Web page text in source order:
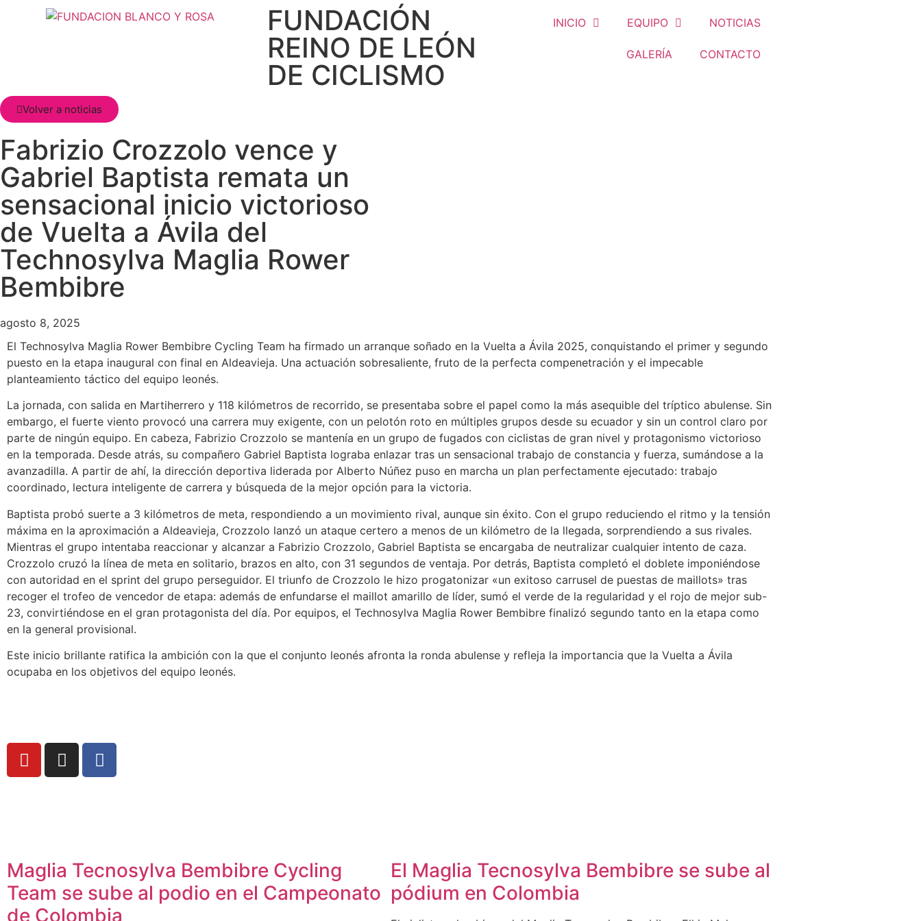
FUNDACIÓN
REINO DE LEÓN
DE CICLISMO
INICIO EQUIPO NOTICIAS
GALERÍA CONTACTO
Volver a noticias
Fabrizio Crozzolo vence y
Gabriel Baptista remata un
sensacional inicio victorioso
de Vuelta a Ávila del
Technosylva Maglia Rower
Bembibre
agosto 8, 2025
El Technosylva Maglia Rower Bembibre Cycling Team ha firmado un arranque soñado en la Vuelta a Ávila 2025, conquistando el primer y segundo
puesto en la etapa inaugural con final en Aldeavieja. Una actuación sobresaliente, fruto de la perfecta compenetración y el impecable
planteamiento táctico del equipo leonés.
La jornada, con salida en Martiherrero y 118 kilómetros de recorrido, se presentaba sobre el papel como la más asequible del tríptico abulense. Sin
embargo, el fuerte viento provocó una carrera muy exigente, con un pelotón roto en múltiples grupos desde su ecuador y sin un control claro por
parte de ningún equipo. En cabeza, Fabrizio Crozzolo se mantenía en un grupo de fugados con ciclistas de gran nivel y protagonismo victorioso
en la temporada. Desde atrás, su compañero Gabriel Baptista lograba enlazar tras un sensacional trabajo de constancia y fuerza, sumándose a la
avanzadilla. A partir de ahí, la dirección deportiva liderada por Alberto Núñez puso en marcha un plan perfectamente ejecutado: trabajo
coordinado, lectura inteligente de carrera y búsqueda de la mejor opción para la victoria.
Baptista probó suerte a 3 kilómetros de meta, respondiendo a un movimiento rival, aunque sin éxito. Con el grupo reduciendo el ritmo y la tensión
máxima en la aproximación a Aldeavieja, Crozzolo lanzó un ataque certero a menos de un kilómetro de la llegada, sorprendiendo a sus rivales.
Mientras el grupo intentaba reaccionar y alcanzar a Fabrizio Crozzolo, Gabriel Baptista se encargaba de neutralizar cualquier intento de caza.
Crozzolo cruzó la línea de meta en solitario, brazos en alto, con 31 segundos de ventaja. Por detrás, Baptista completó el doblete imponiéndose
con autoridad en el sprint del grupo perseguidor. El triunfo de Crozzolo le hizo progatonizar «un exitoso carrusel de puestas de maillots» tras
recoger el trofeo de vencedor de etapa: además de enfundarse el maillot amarillo de líder, sumó el verde de la regularidad y el rojo de mejor sub-
23, convirtiéndose en el gran protagonista del día. Por equipos, el Technosylva Maglia Rower Bembibre finalizó segundo tanto en la etapa como
en la general provisional.
Este inicio brillante ratifica la ambición con la que el conjunto leonés afronta la ronda abulense y refleja la importancia que la Vuelta a Ávila
ocupaba en los objetivos del equipo leonés.
Maglia Tecnosylva Bembibre Cycling
Team se sube al podio en el Campeonato
de Colombia
El Maglia Tecnosylva Bembibre se sube al
pódium en Colombia